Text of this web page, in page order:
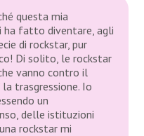
questa mia
ha fatto diventare, agli
di rockstar, pur
Di solito, le rockstar
vanno contro il
trasgressione. Io
un
delle istituzioni
rockstar mi